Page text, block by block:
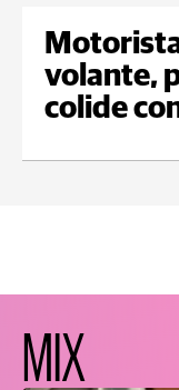
volante,
colide
MIX